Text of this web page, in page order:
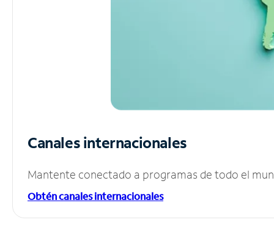
Canales internacionales
Mantente conectado a programas de todo el
Obtén canales internacionales